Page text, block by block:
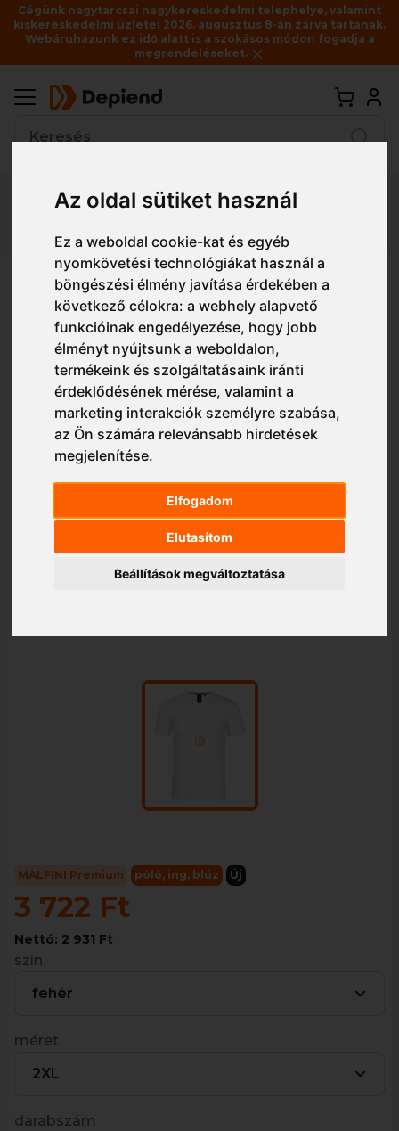
Az oldal sütiket használ
Ez a weboldal cookie-kat és egyéb
nyomkövetési technológiákat használ a
böngészési élmény javítása érdekében a
következő célokra:a webhely alapvető
funkcióinak engedélyezése, hogy jobb
élményt nyújtsunk a weboldalon,
termékeink és szolgáltatásaink iránti
érdeklődésének mérése, valamint a
marketing interakciók személyre szabása,
az Ön számára relevánsabb hirdetések
megjelenítése.
Elfogadom
Elutasítom
Beállítások megváltoztatása
Cégünk nagytarcsai nagykereskedelmi telephelye, valamint
kiskereskedelmi üzletei 2026. augusztus 8-án zárva tartanak.
Webáruházunk ez idő alatt is a szokásos módon fogadja a
megrendeléseket.
Részletes nézet Egyszerű nézet
ADL700 Malfini Premium Action
V-neck V nyakú férfi póló
MALFINI Premium póló, ing, blúz Új
3 722 Ft
Nettó: 2 931 Ft
szín
fehér
méret
2XL
darabszám